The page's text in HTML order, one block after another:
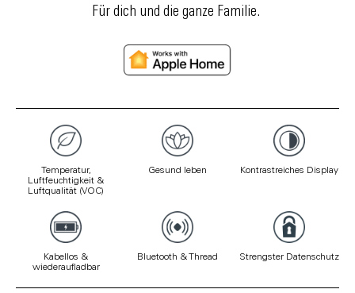
Für dich und die ganze Familie.
Temperatur,
Luftfeuchtigkeit &
Luftqualität (VOC)
Gesund leben Kontrastreiches Display
Kabellos &
wiederaufladbar
Bluetooth & Thread Strengster Datenschutz